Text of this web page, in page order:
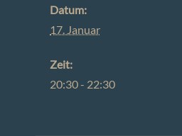
Datum:
17. Januar
Zeit:
20:30 - 22:30